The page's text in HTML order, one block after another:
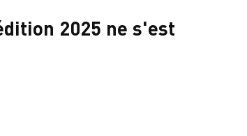
2025 ne s'est